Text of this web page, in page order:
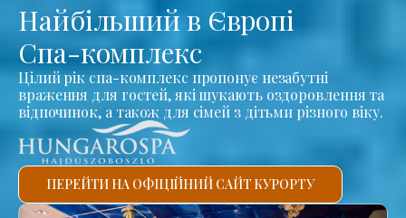
Найбільший в Європі
Спа-комплекс
Цілий рік спа-комплекс пропонує незабутні
враження для гостей, які шукають оздоровлення та
відпочинок, а також для сімей з дітьми різного віку.
ПЕРЕЙТИ НА ОФІЦІЙНИЙ САЙТ КУРОРТУ